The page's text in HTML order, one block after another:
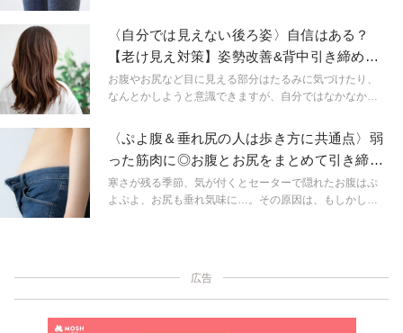
腹を鍛える効果も期待できるので、腰やお腹まわりもス
ッキリしますよ！
〈自分では見えない後ろ姿〉自信はある？
【老け見え対策】姿勢改善&背中引き締めエ
クササイズ
お腹やお尻など目に見える部分はたるみに気づけたり、
なんとかしようと意識できますが、自分ではなかなか見
い部分を占めるにも関わらず、自分では見えない分、意
識しづらく、いつの間にか老け見えを起こしているかも
しれません。今回ご紹介するエクササイズを行なって、
背中の見た目も中身も健康的にしていきましょう。
〈ぷよ腹＆垂れ尻の人は歩き方に共通点〉弱
った筋肉に◎お腹とお尻をまとめて引き締
め！シーソーエクサ
寒さが残る季節、気が付くとセーターで隠れたお腹はぷ
よぷよ、お尻も垂れ気味に…。その原因は、もしかした
広告